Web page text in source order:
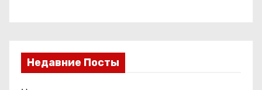
Недавние Посты